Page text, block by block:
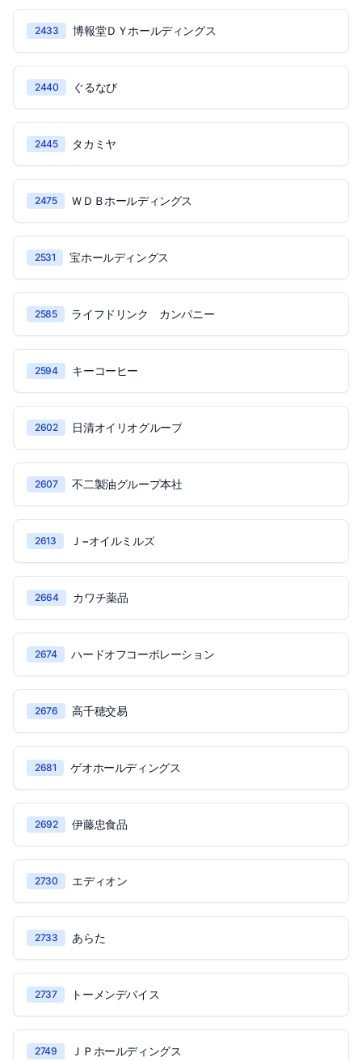
2433 博報堂ＤＹホールディングス
2440 ぐるなび
2445 タカミヤ
2475 ＷＤＢホールディングス
2531 宝ホールディングス
2585 ライフドリンク カンパニー
2594 キーコーヒー
2602 日清オイリオグループ
2607 不二製油グループ本社
2613 Ｊ−オイルミルズ
2664 カワチ薬品
2674 ハードオフコーポレーション
2676 高千穂交易
2681 ゲオホールディングス
2692 伊藤忠食品
2730 エディオン
2733 あらた
2737 トーメンデバイス
2749 ＪＰホールディングス